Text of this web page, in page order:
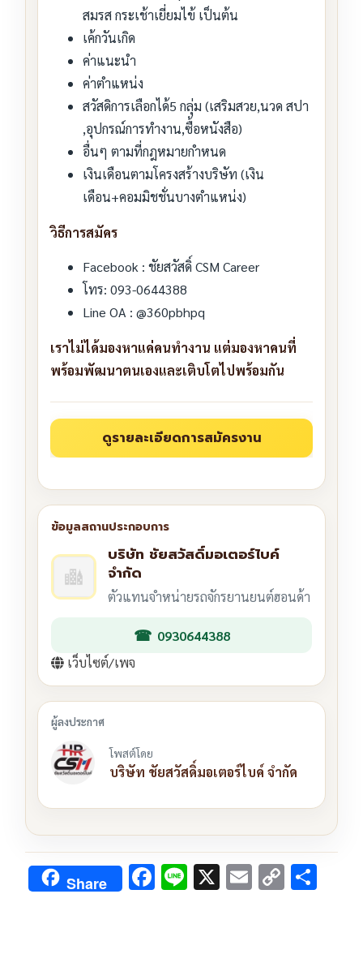
สมรส กระเช้าเยี่ยมไข้ เป็นต้น
เค้กวันเกิด
ค่าแนะนำ
ค่าตำแหน่ง
สวัสดิการเลือกได้5 กลุ่ม (เสริมสวย,นวด สปา
,อุปกรณ์การทำงาน,ซื้อหนังสือ)
อื่นๆ ตามที่กฎหมายกำหนด
เงินเดือนตามโครงสร้างบริษัท (เงิน
เดือน+คอมมิชชั่นบางตำแหน่ง)
วิธีการสมัคร
Facebook : ชัยสวัสดิ์ CSM Career
โทร: 093-0644388
Line OA : @360pbhpq
เราไม่ได้มองหาแค่คนทำงาน แต่มองหาคนที่
พร้อมพัฒนาตนเองและเติบโตไปพร้อมกัน
บริษัท ชัยสวัสดิ์มอเตอร์ไบค์
จำกัด
ตัวแทนจำหน่ายรถจักรยานยนต์ฮอนด้า
0930644388
เว็บไซต์/เพจ
โพสต์โดย
บริษัท ชัยสวัสดิ์มอเตอร์ไบค์ จำกัด
Share F Li X E C